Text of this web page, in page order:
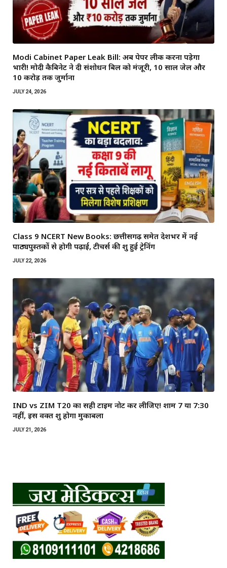
Modi Cabinet Paper Leak Bill: अब पेपर लीक करना पड़ेगा
भारी! मोदी कैबिनेट ने दी संशोधन बिल को मंजूरी, 10 साल जेल और
₹10 करोड़ तक जुर्माना
JULY 24, 2026
Class 9 NCERT New Books: छत्तीसगढ़ समेत देशभर में नई
पाठ्यपुस्तकों से होगी पढ़ाई, टीचर्स की शुरू हुई ट्रेनिंग
JULY 22, 2026
IND vs ZIM T20 का सही टाइम नोट कर लीजिए! शाम 7 या 7:30
नहीं, इस वक्त शुरू होगा मुकाबला
JULY 21, 2026